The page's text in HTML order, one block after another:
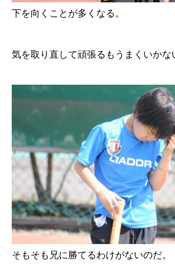
下を向くことが多くなる。
気を取り直して頑張るもうまくいかな
そもそも兄に勝てるわけがないのだ。